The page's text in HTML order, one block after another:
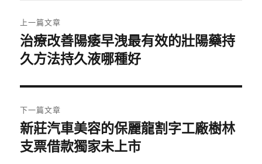
章
導
覽
上一篇文章
上
一
文
章:
治療改善陽痿早洩最有效的壯陽藥持
久方法持久液哪種好
下一篇文章
下
一
新莊汽車美容的保麗龍割字工廠樹林
支票借款獨家未上市